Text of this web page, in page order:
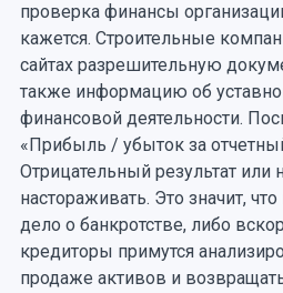
проверка финансы
кажется. Строительные
сайтах разрешительную
также информацию об
финансовой деятельности.
«Прибыль / убыток за
Отрицательный результат
настораживать. Это значит,
дело о банкротстве, либо
кредиторы примутся
продаже активов и